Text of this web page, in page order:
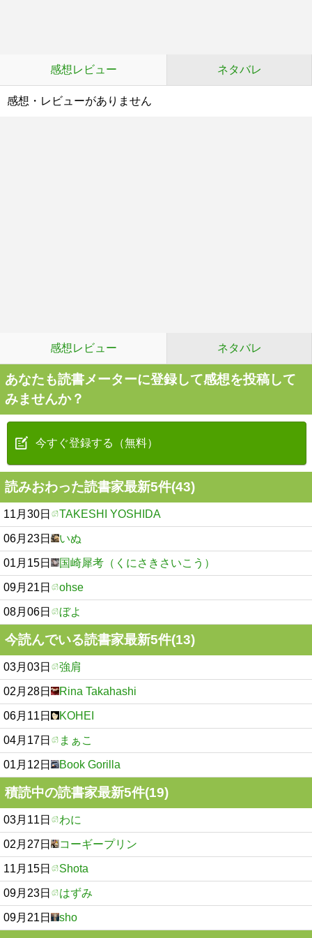
感想レビュー ネタバレ
感想・レビューがありません
感想レビュー ネタバレ
あなたも読書メーターに登録して感想を投稿して
みませんか？
今すぐ登録する（無料）
読みおわった読書家最新5件(43)
11月30日 TAKESHI YOSHIDA
06月23日 いぬ
01月15日 国崎犀考（くにさきさいこう）
09月21日 ohse
08月06日 ぼよ
今読んでいる読書家最新5件(13)
03月03日 強肩
02月28日 Rina Takahashi
06月11日 KOHEI
04月17日 まぁこ
01月12日 Book Gorilla
積読中の読書家最新5件(19)
03月11日 わに
02月27日 コーギープリン
11月15日 Shota
09月23日 はずみ
09月21日 sho